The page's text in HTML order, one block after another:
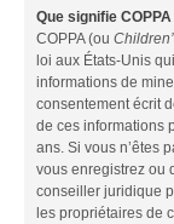
Que signifie COPPA
COPPA (ou
loi aux États-Unis
informations de
consentement écrit
de ces informations
ans. Si vous n’êtes
vous enregistrez ou
conseiller juridique
les propriétaires de